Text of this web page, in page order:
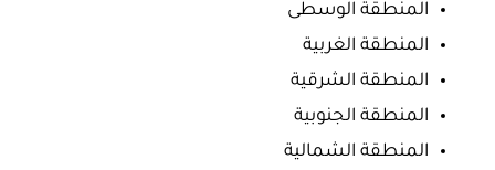
المنطقة الوسطى
المنطقة الغربية
المنطقة الشرقية
المنطقة الجنوبية
المنطقة الشمالية